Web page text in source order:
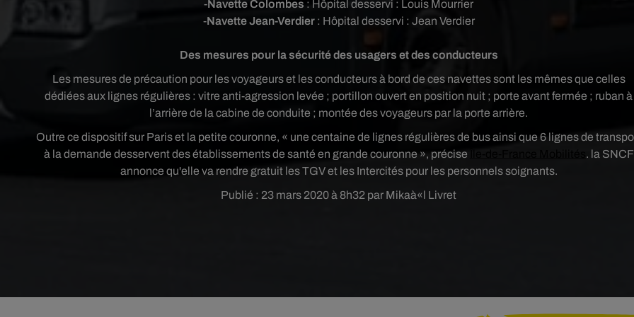
Publié : 23 mars 2020 à 8h32 par Mikaà«l Livret
-Navette Colombes : Hôpital desservi : Louis Mourrier
-Navette Jean-Verdier: Hôpital desservi : Jean Verdier
Des mesures pour la sécurité des usagers et des conducteurs
Les mesures de précaution pour les voyageurs et les conducteurs à bord de ces navettes sont les mêmes que celles
dédiées aux lignes régulières : vitre anti-agression levée ; portillon ouvert en position nuit ; porte avant fermée ; ruban à
l’arrière de la cabine de conduite ; montée des voyageurs par la porte arrière.
Outre ce dispositif sur Paris et la petite couronne, « une centaine de lignes régulières de bus ainsi que 6 lignes de
à la demande desservent des établissements de santé en grande couronne », précise
. la SNCF
annonce qu'elle va rendre gratuit les TGV et les Intercités pour les personnels soignants.